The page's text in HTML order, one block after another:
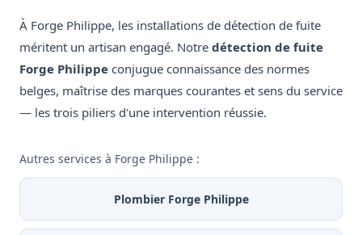
À Forge Philippe, les installations de détection de fuite
méritent un artisan engagé. Notre détection de fuite
Forge Philippe conjugue connaissance des normes
belges, maîtrise des marques courantes et sens du service
— les trois piliers d'une intervention réussie.
Autres services à Forge Philippe :
Plombier Forge Philippe